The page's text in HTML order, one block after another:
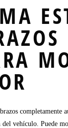
completamente
del vehículo. Puede